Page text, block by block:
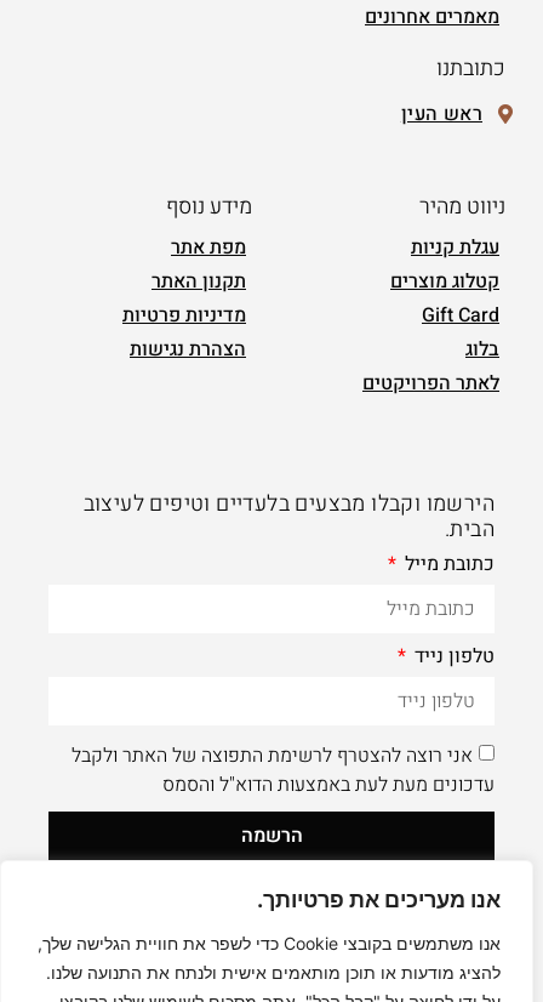
אנו מעריכים את פרטיותך.
אנו משתמשים בקובצי Cookie כדי לשפר את חוויית הגלישה שלך,
להציג מודעות או תוכן מותאמים אישית ולנתח את התנועה שלנו.
מאמרים אחרונים
כתובתנו
ראש העין
ניווט מהיר
עגלת קניות
קטלוג מוצרים
Gift Card
בלוג
לאתר הפרויקטים
מידע נוסף
מפת אתר
תקנון האתר
מדיניות פרטיות
הצהרת נגישות
הירשמו וקבלו מבצעים בלעדיים וטיפים לעיצוב
הבית.
כתובת מייל
טלפון נייד
אני רוצה להצטרף לרשימת התפוצה של האתר ולקבל
עדכונים מעת לעת באמצעות הדוא"ל והסמס
הרשמה
לעוד תוכן איכותי - תעקבו AleaDesign@
0